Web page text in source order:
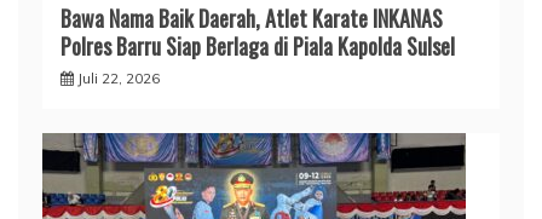
​Bawa Nama Baik Daerah, Atlet Karate INKANAS
Polres Barru Siap Berlaga di Piala Kapolda Sulsel
Juli 22, 2026